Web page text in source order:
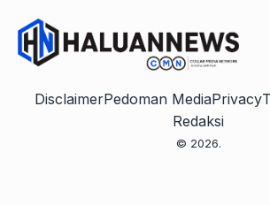
DisclaimerPedoman MediaPrivacy
Redaksi
© 2026.